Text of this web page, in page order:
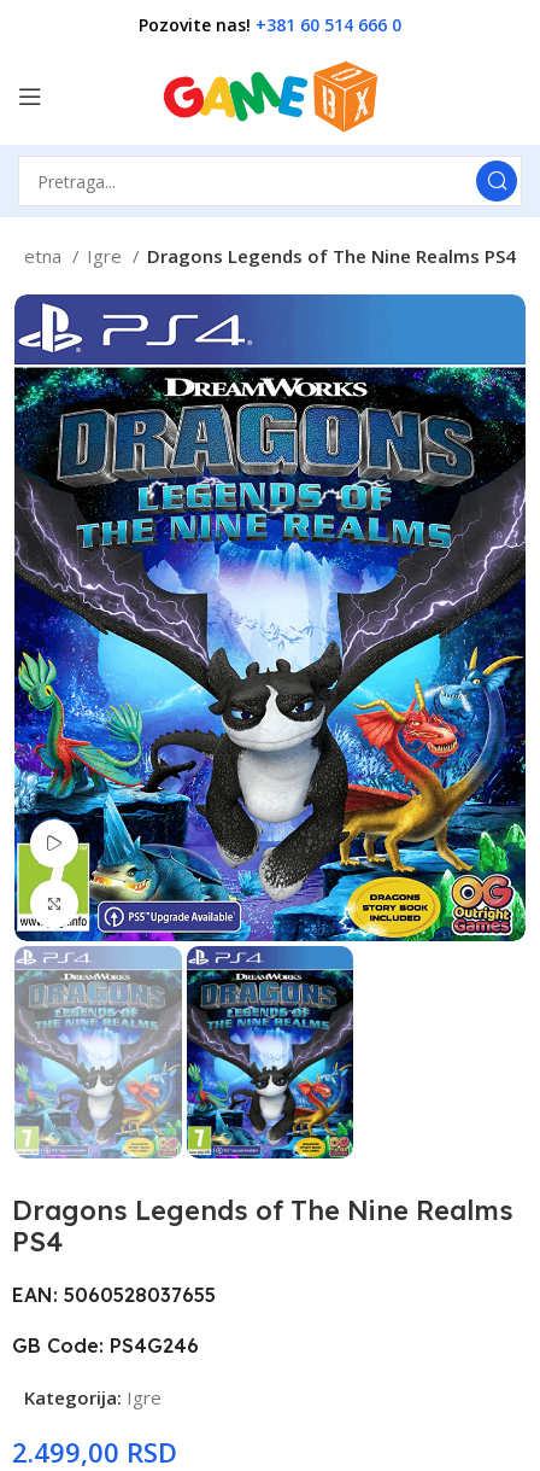
Pozovite nas! +381 60 514 666 0
Igre Dragons Legends of The Nine Realms PS4
Pogledaj Video
Uvećaj sliku
Dragons Legends of The Nine Realms
PS4
EAN: 5060528037655
GB Code: PS4G246
Kategorija: Igre
RSD